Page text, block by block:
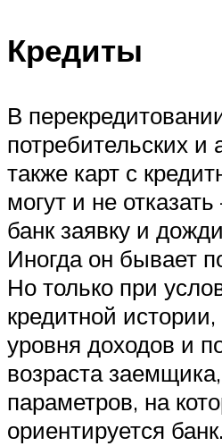
Кредиты
В
потребительских и
также карт с
могут и не
банк заявку и
Иногда он бывает
Но только при
кредитной истории,
уровня доходов и
возраста
параметров, на
ориентируется банк.